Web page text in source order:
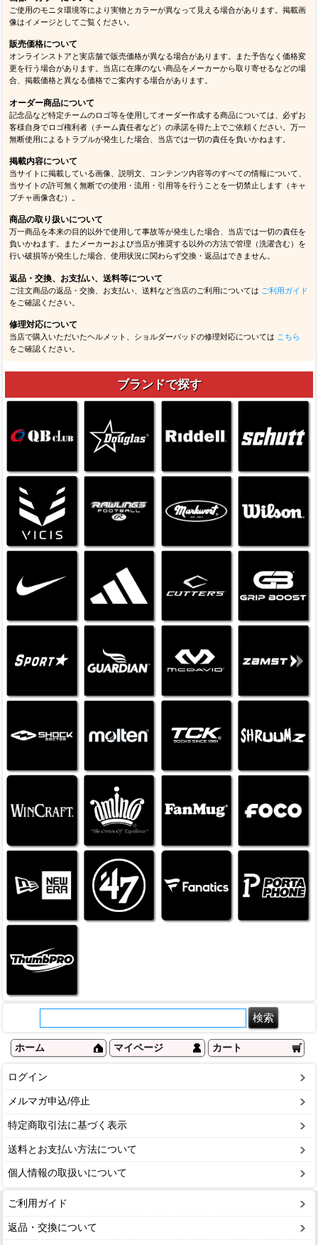
ご使用のモニタ環境等により実物とカラーが異なって見える場合があります。掲載画
像はイメージとしてご覧ください。
販売価格について
オンラインストアと実店舗で販売価格が異なる場合があります。また予告なく価格変
更を行う場合があります。当店に在庫のない商品をメーカーから取り寄せるなどの場
合、掲載価格と異なる価格でご案内する場合があります。
オーダー商品について
記念品など特定チームのロゴ等を使用してオーダー作成する商品については、必ずお
客様自身でロゴ権利者（チーム責任者など）の承諾を得た上でご依頼ください。万一
無断使用によるトラブルが発生した場合、当店では一切の責任を負いかねます。
掲載内容について
当サイトに掲載している画像、説明文、コンテンツ内容等のすべての情報について、
当サイトの許可無く無断での使用・流用・引用等を行うことを一切禁止します（キャ
プチャ画像含む）。
商品の取り扱いについて
万一商品を本来の目的以外で使用して事故等が発生した場合、当店では一切の責任を
負いかねます。またメーカーおよび当店が推奨する以外の方法で管理（洗濯含む）を
行い破損等が発生した場合、使用状況に関わらず交換・返品はできません。
返品・交換、お支払い、送料等について
ご注文商品の返品・交換、お支払い、送料など当店のご利用については ご利用ガイド
をご確認ください。
修理対応について
当店で購入いただいたヘルメット、ショルダーパッドの修理対応については こちら
をご確認ください。
ブランドで探す
ホーム マイページ カート
ログイン
メルマガ申込/停止
特定商取引法に基づく表示
送料とお支払い方法について
個人情報の取扱いについて
ご利用ガイド
返品・交換について